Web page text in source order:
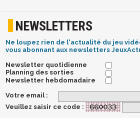
NEWSLETTERS
Ne loupez rien de l'actualité du jeu
vous abonnant aux newsletters
Newsletter quotidienne
Planning des sorties
Newsletter hebdomadaire
Votre email :
Veuillez saisir ce code :